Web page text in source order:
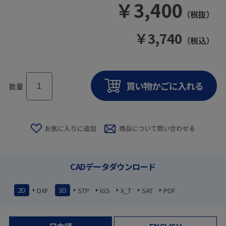
￥3,400 （税抜）
￥3,740 （税込）
数量
CADデータダウンロード
2D DXF 3D STP IGS X_T SAT PDF